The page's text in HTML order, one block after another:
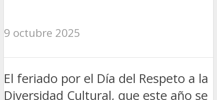
9 octubre 2025
El feriado por el Día del Respeto a la
Diversidad Cultural, que este año se